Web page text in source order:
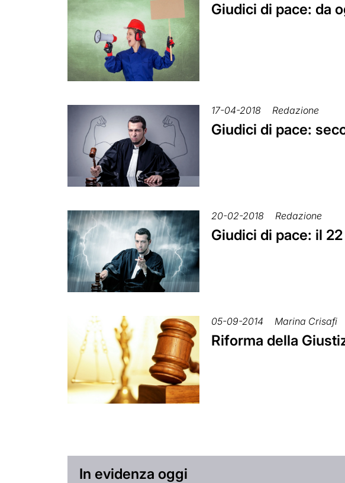
Giudici di pace: da
17-04-2018 Redazione
Giudici di pace:
20-02-2018 Redazione
Giudici di pace: il
05-09-2014 Marina Crisafi
Riforma della
In evidenza oggi